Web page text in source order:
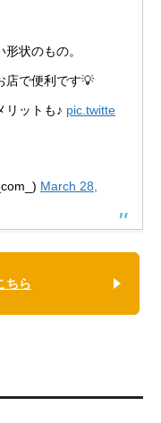
状のもの。
店で便利です💡
リットも♪ pic.twitte
March 28,
ちら